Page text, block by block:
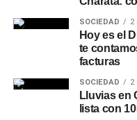
SOCIEDAD 2
Hoy es el
te
facturas
SOCIEDAD 2
Lluvias en
lista con